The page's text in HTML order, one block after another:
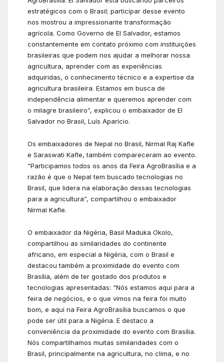
estratégicos com o Brasil; participar desse evento
nos mostrou a impressionante transformação
agrícola. Como Governo de El Salvador, estamos
constantemente em contato próximo com instituições
brasileiras que podem nos ajudar a melhorar nossa
agricultura, aprender com as experiências
adquiridas, o conhecimento técnico e a expertise da
agricultura brasileira. Estamos em busca de
independência alimentar e queremos aprender com
o milagre brasileiro”, explicou o embaixador de El
Salvador no Brasil, Luís Aparício.
Os embaixadores de Nepal no Brasil, Nirmal Raj Kafle
e Saraswati Kafle, também compareceram ao evento.
“Participamos todos os anos da Feira AgroBrasília e a
razão é que o Nepal tem buscado tecnologias no
Brasil, que lidera na elaboração dessas tecnologias
para a agricultura”, compartilhou o embaixador
Nirmal Kafle.
O embaixador da Nigéria, Basil Maduka Okolo,
compartilhou as similaridades do continente
africano, em especial a Nigéria, com o Brasil e
destacou também a proximidade do evento com
Brasília, além de ter gostado dos produtos e
tecnologias apresentadas: “Nós estamos aqui para a
feira de negócios, e o que vimos na feira foi muito
bom, e aqui na Feira AgroBrasília buscamos o que
pode ser útil para a Nigéria. E destaco a
conveniência da proximidade do evento com Brasília.
Nós compartilhamos muitas similaridades com o
Brasil, principalmente na agricultura, no clima, e no